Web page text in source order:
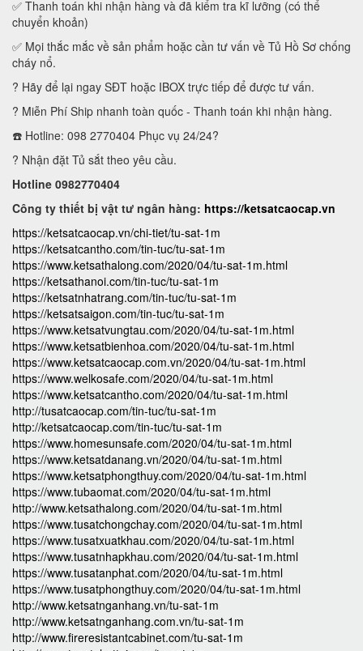
✅ Thanh toán khi nhận hàng và đã kiểm tra kĩ lưỡng (có thể
chuyển khoản)
✅ Mọi thắc mắc về sản phẩm hoặc cần tư vấn về Tủ Hồ Sơ chống
cháy nổ.
? Hãy để lại ngay SĐT hoặc IBOX trực tiếp để được tư vấn.
? Miễn Phí Ship nhanh toàn quốc - Thanh toán khi nhận hàng.
☎️ Hotline: 098 2770404 Phục vụ 24/24?
? Nhận đặt Tủ sắt theo yêu cầu.
Hotline 0982770404
Công ty thiết bị vật tư ngân hàng: https://ketsatcaocap.vn
https://ketsatcaocap.vn/chi-tiet/tu-sat-1m
https://ketsatcantho.com/tin-tuc/tu-sat-1m
https://www.ketsathalong.com/2020/04/tu-sat-1m.html
https://ketsathanoi.com/tin-tuc/tu-sat-1m
https://ketsatnhatrang.com/tin-tuc/tu-sat-1m
https://ketsatsaigon.com/tin-tuc/tu-sat-1m
https://www.ketsatvungtau.com/2020/04/tu-sat-1m.html
https://www.ketsatbienhoa.com/2020/04/tu-sat-1m.html
https://www.ketsatcaocap.com.vn/2020/04/tu-sat-1m.html
https://www.welkosafe.com/2020/04/tu-sat-1m.html
https://www.ketsatcantho.com/2020/04/tu-sat-1m.html
http://tusatcaocap.com/tin-tuc/tu-sat-1m
http://ketsatcaocap.com/tin-tuc/tu-sat-1m
https://www.homesunsafe.com/2020/04/tu-sat-1m.html
https://www.ketsatdanang.vn/2020/04/tu-sat-1m.html
https://www.ketsatphongthuy.com/2020/04/tu-sat-1m.html
https://www.tubaomat.com/2020/04/tu-sat-1m.html
http://www.ketsathalong.com/2020/04/tu-sat-1m.html
https://www.tusatchongchay.com/2020/04/tu-sat-1m.html
https://www.tusatxuatkhau.com/2020/04/tu-sat-1m.html
https://www.tusatnhapkhau.com/2020/04/tu-sat-1m.html
https://www.tusatanphat.com/2020/04/tu-sat-1m.html
https://www.tusatphongthuy.com/2020/04/tu-sat-1m.html
http://www.ketsatnganhang.vn/tu-sat-1m
http://www.ketsatnganhang.com.vn/tu-sat-1m
http://www.fireresistantcabinet.com/tu-sat-1m